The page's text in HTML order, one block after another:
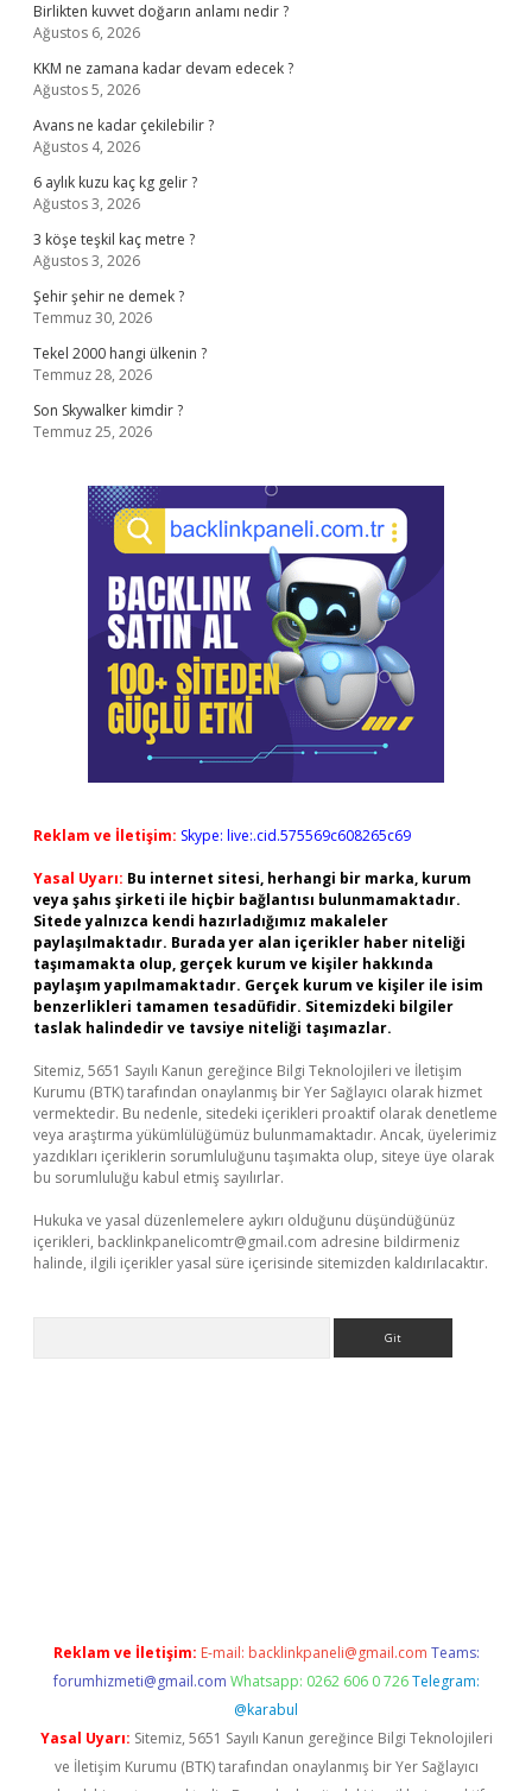
Birlikten kuvvet doğarın anlamı nedir ?
Ağustos 6, 2026
KKM ne zamana kadar devam edecek ?
Ağustos 5, 2026
Avans ne kadar çekilebilir ?
Ağustos 4, 2026
6 aylık kuzu kaç kg gelir ?
Ağustos 3, 2026
3 köşe teşkil kaç metre ?
Ağustos 3, 2026
Şehir şehir ne demek ?
Temmuz 30, 2026
Tekel 2000 hangi ülkenin ?
Temmuz 28, 2026
Son Skywalker kimdir ?
Temmuz 25, 2026
Reklam ve İletişim: Skype: live:.cid.575569c608265c69
Yasal Uyarı: Bu internet sitesi, herhangi bir marka, kurum
veya şahıs şirketi ile hiçbir bağlantısı bulunmamaktadır.
Sitede yalnızca kendi hazırladığımız makaleler
paylaşılmaktadır. Burada yer alan içerikler haber niteliği
taşımamakta olup, gerçek kurum ve kişiler hakkında
paylaşım yapılmamaktadır. Gerçek kurum ve kişiler ile isim
benzerlikleri tamamen tesadüfidir. Sitemizdeki bilgiler
taslak halindedir ve tavsiye niteliği taşımazlar.
Sitemiz, 5651 Sayılı Kanun gereğince Bilgi Teknolojileri ve İletişim
Kurumu (BTK) tarafından onaylanmış bir Yer Sağlayıcı olarak hizmet
vermektedir. Bu nedenle, sitedeki içerikleri proaktif olarak denetleme
veya araştırma yükümlülüğümüz bulunmamaktadır. Ancak, üyelerimiz
yazdıkları içeriklerin sorumluluğunu taşımakta olup, siteye üye olarak
bu sorumluluğu kabul etmiş sayılırlar.
Hukuka ve yasal düzenlemelere aykırı olduğunu düşündüğünüz
içerikleri, backlinkpanelicomtr@gmail.com adresine bildirmeniz
halinde, ilgili içerikler yasal süre içerisinde sitemizden kaldırılacaktır.
Reklam ve İletişim: E-mail: backlinkpaneli@gmail.com Teams:
forumhizmeti@gmail.com Whatsapp: 0262 606 0 726 Telegram:
@karabul
Yasal Uyarı: Sitemiz, 5651 Sayılı Kanun gereğince Bilgi Teknolojileri
ve İletişim Kurumu (BTK) tarafından onaylanmış bir Yer Sağlayıcı